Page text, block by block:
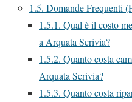
1.5. Domande Frequenti
1.5.1. Qual è il costo
a Arquata Scrivia?
1.5.2. Quanto costa
Arquata Scrivia?
1.5.3. Quanto costa